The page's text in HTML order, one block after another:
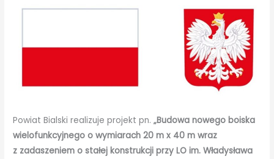
Powiat Bialski realizuje projekt pn. „Budowa nowego boiska
wielofunkcyjnego o wymiarach 20 m x 40 m wraz
z zadaszeniem o stałej konstrukcji przy LO im. Władysława